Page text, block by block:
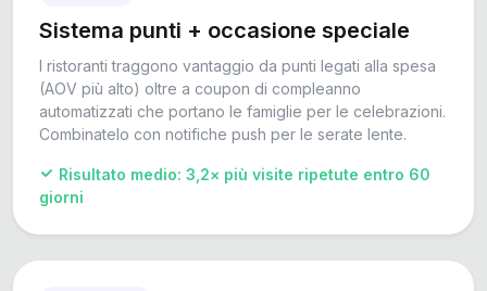
Sistema punti + occasione speciale
I ristoranti traggono vantaggio da punti legati alla spesa
(AOV più alto) oltre a coupon di compleanno
automatizzati che portano le famiglie per le celebrazioni.
Combinatelo con notifiche push per le serate lente.
Risultato medio: 3,2× più visite ripetute entro 60
giorni